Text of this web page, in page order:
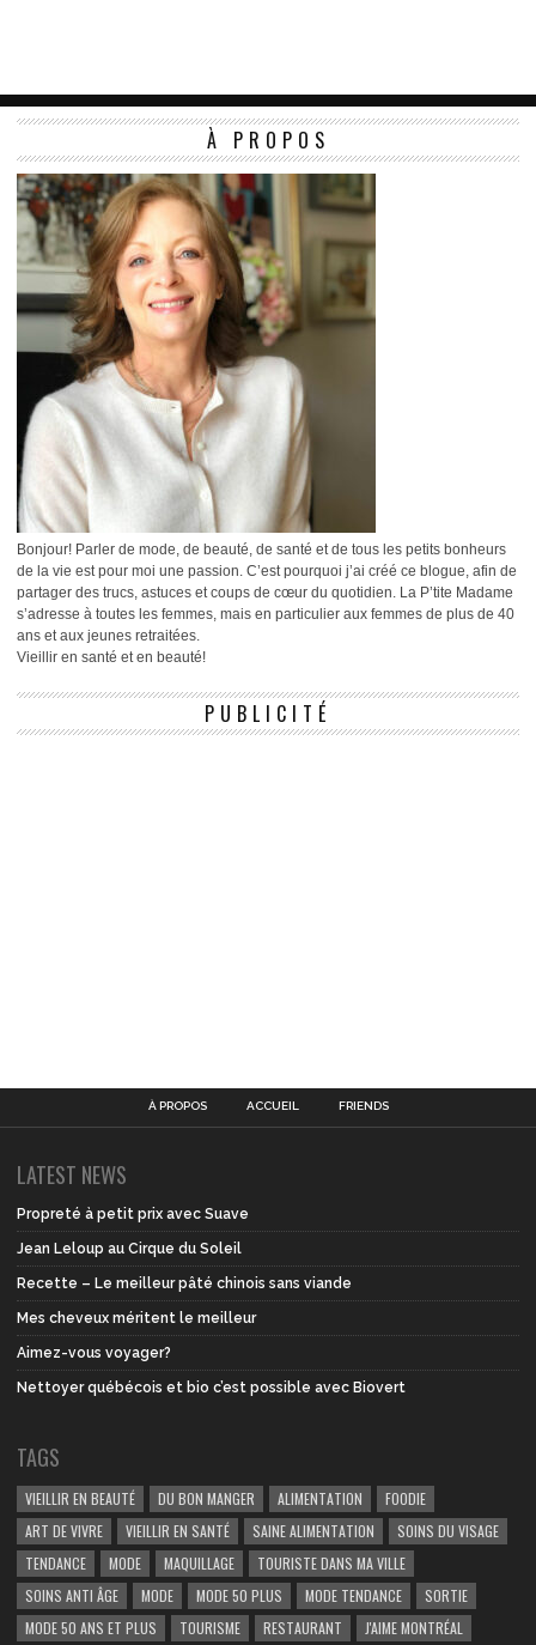
À PROPOS
Bonjour! Parler de mode, de beauté, de santé et de tous les petits bonheurs
de la vie est pour moi une passion. C’est pourquoi j’ai créé ce blogue, afin de
partager des trucs, astuces et coups de cœur du quotidien. La P’tite Madame
s’adresse à toutes les femmes, mais en particulier aux femmes de plus de 40
ans et aux jeunes retraitées.
Vieillir en santé et en beauté!
PUBLICITÉ
À PROPOS ACCUEIL FRIENDS
LATEST NEWS
Propreté à petit prix avec Suave
Jean Leloup au Cirque du Soleil
Recette – Le meilleur pâté chinois sans viande
Mes cheveux méritent le meilleur
Aimez-vous voyager?
Nettoyer québécois et bio c’est possible avec Biovert
TAGS
VIEILLIR EN BEAUTÉ DU BON MANGER ALIMENTATION
FOODIE
ART DE VIVRE
VIEILLIR EN SANTÉ SAINE ALIMENTATION
SOINS DU VISAGE
TENDANCE
MODE MAQUILLAGE
TOURISTE DANS MA VILLE
SOINS ANTI ÂGE
MODE MODE 50 PLUS MODE TENDANCE
SORTIE
MODE 50 ANS ET PLUS
TOURISME RESTAURANT J'AIME MONTRÉAL